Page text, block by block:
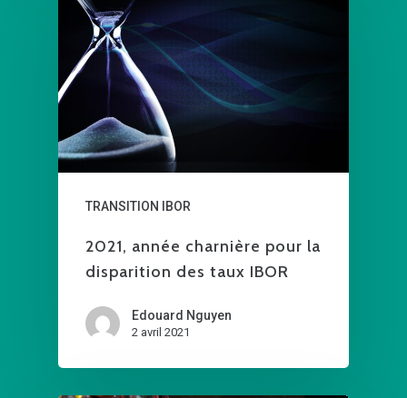
TRANSITION IBOR
2021, année charnière pour la
disparition des taux IBOR
Edouard Nguyen
2 avril 2021